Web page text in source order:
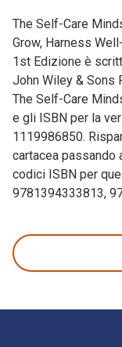
The Self-Care
Grow, Harness
1st Edizione è
John Wiley & Sons
The Self-Care
e gli ISBN per la
1119986850.
cartacea passando
codici ISBN per
9781394333813,